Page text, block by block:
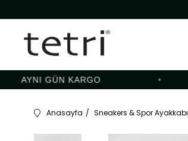
GÜN KARGO
Anasayfa Sneakers & Spor Ayakkabı